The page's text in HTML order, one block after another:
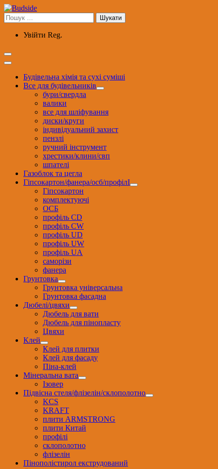
Перейти
до
вмісту
Пошук:
Увійти Reg.
Будівельна хімія та сухі суміші
Все для будівельників
бури/свердла
валики
все для шліфування
диски/круги
індивідуальний захист
пензлі
ручний інструмент
хрестики/клини/свп
шпателі
Газоблок та цегла
Гіпсокартон/фанера/осб/профілІ
Гіпсокартон
комплектуючі
ОСБ
профіль CD
профіль CW
профіль UD
профіль UW
профіль UА
саморізи
фанера
Грунтовка
Грунтовка універсальна
Грунтовка фасадна
Дюбелі/цвяхи
Дюбель для вати
Дюбель для пінопласту
Цвяхи
Клей
Клей для плитки
Клей для фасаду
Піна-клей
Мінеральна вата
Ізовер
Підвісна стеля/флізелін/склополотно
KCS
KRAFT
плити ARMSTRONG
плити Китай
профілі
склополотно
флізелін
Пінополістирол екструдований